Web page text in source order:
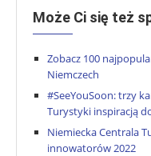
Może Ci się też
Zobacz 100
Niemczech
#SeeYouSoon: trzy
Turystyki inspiracją
Niemiecka Centrala
innowatorów 2022